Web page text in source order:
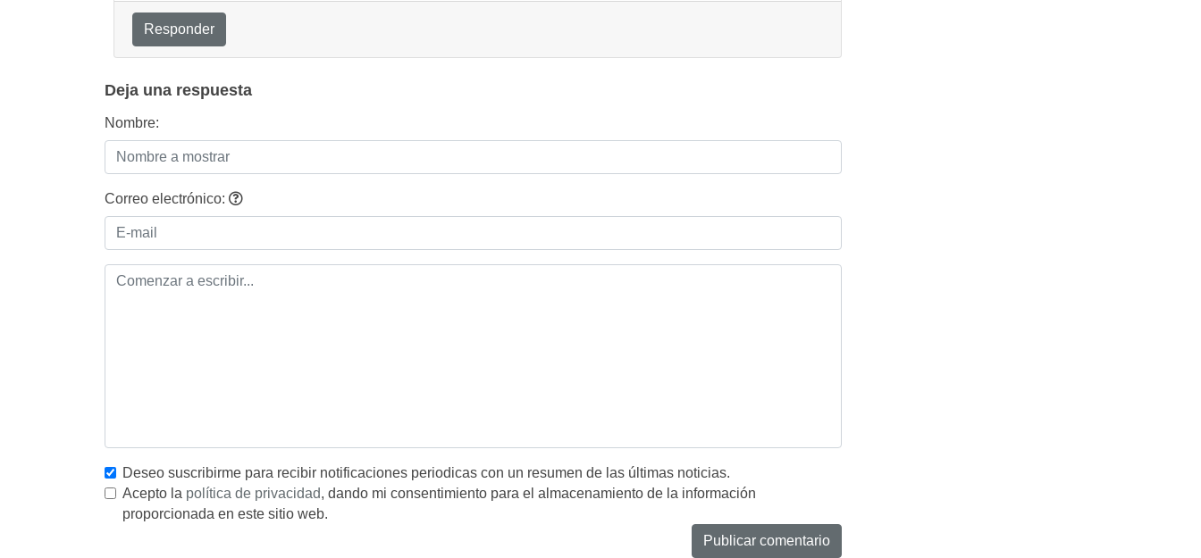
Responder
Deja una respuesta
Nombre:
Correo electrónico:
Deseo suscribirme para recibir notificaciones periodicas con un resumen de las últimas noticias.
Acepto la política de privacidad, dando mi consentimiento para el almacenamiento de la información
proporcionada en este sitio web.